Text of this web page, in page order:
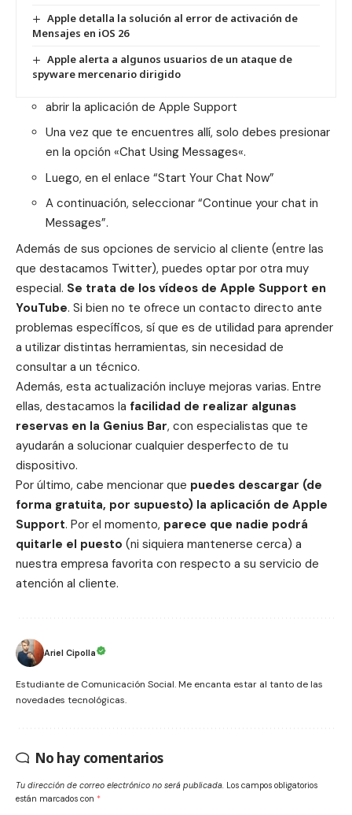
Apple detalla la solución al error de activación de
Mensajes en iOS 26
Apple alerta a algunos usuarios de un ataque de
spyware mercenario dirigido
abrir la aplicación de Apple Support
Una vez que te encuentres allí, solo debes presionar
en la opción «Chat Using Messages«.
Luego, en el enlace “Start Your Chat Now”
A continuación, seleccionar “Continue your chat in
Messages”.
Además de sus opciones de servicio al cliente (entre las
que destacamos Twitter), puedes optar por otra muy
especial. Se trata de los vídeos de Apple Support en
YouTube. Si bien no te ofrece un contacto directo ante
problemas específicos, sí que es de utilidad para aprender
a utilizar distintas herramientas, sin necesidad de
consultar a un técnico.
Además, esta actualización incluye mejoras varias. Entre
ellas, destacamos la facilidad de realizar algunas
reservas en la Genius Bar, con especialistas que te
ayudarán a solucionar cualquier desperfecto de tu
dispositivo.
Por último, cabe mencionar que puedes descargar (de
forma gratuita, por supuesto) la aplicación de Apple
Support. Por el momento, parece que nadie podrá
quitarle el puesto (ni siquiera mantenerse cerca) a
nuestra empresa favorita con respecto a su servicio de
atención al cliente.
Ariel Cipolla
Estudiante de Comunicación Social. Me encanta estar al tanto de las
novedades tecnológicas.
No hay comentarios
Tu dirección de correo electrónico no será publicada. Los campos obligatorios
están marcados con *